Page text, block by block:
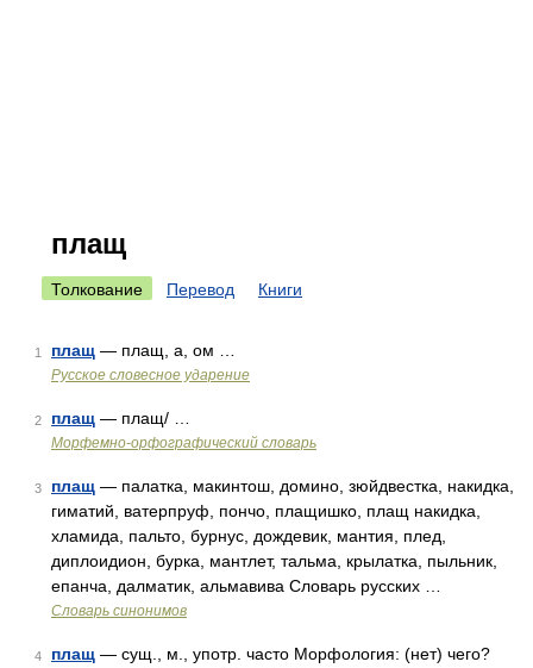
плащ
Толкование Перевод Книги
1 плащ — плащ, а, ом …
Русское словесное ударение
2 плащ — плащ/ …
Морфемно-орфографический словарь
3 плащ — палатка, макинтош, домино, зюйдвестка, накидка,
гиматий, ватерпруф, пончо, плащишко, плащ накидка,
хламида, пальто, бурнус, дождевик, мантия, плед,
диплоидион, бурка, мантлет, тальма, крылатка, пыльник,
епанча, далматик, альмавива Словарь русских …
Словарь синонимов
4 плащ — сущ., м., употр. часто Морфология: (нет) чего?